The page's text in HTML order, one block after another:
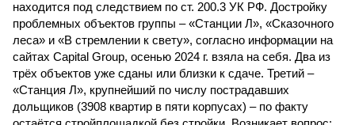
находится под следствием по ст. 200.3 УК РФ. Достройку
проблемных объектов группы – «Станции Л», «Сказочного
леса» и «В стремлении к свету», согласно информации на
сайтах Capital Group, осенью 2024 г. взяла на себя. Два из
трёх объектов уже сданы или близки к сдаче. Третий –
«Станция Л», крупнейший по числу пострадавших
дольщиков (3908 квартир в пяти корпусах) – по факту